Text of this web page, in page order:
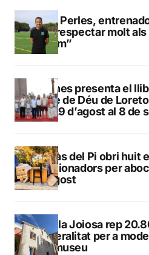
Pere Perles,
que respectar molt
estem”
Duanes presenta el
Mare de Déu de
del 29 d’agost al 8 de
L’Alfàs del Pi obri huit
sancionadors per
a l’agost
La Vila Joiosa rep
Generalitat per a
Vilamuseu